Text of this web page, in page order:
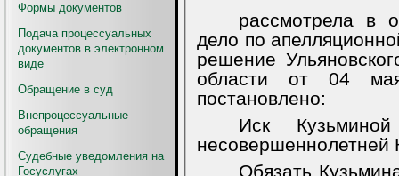
Формы документов
Подача процессуальных
документов в электронном
виде
Обращение в суд
Внепроцессуальные
обращения
Судебные уведомления на
Госуслугах
рассмотрела в
дело по
решение
области от 04
постановлено:
Иск
несовершеннолетней